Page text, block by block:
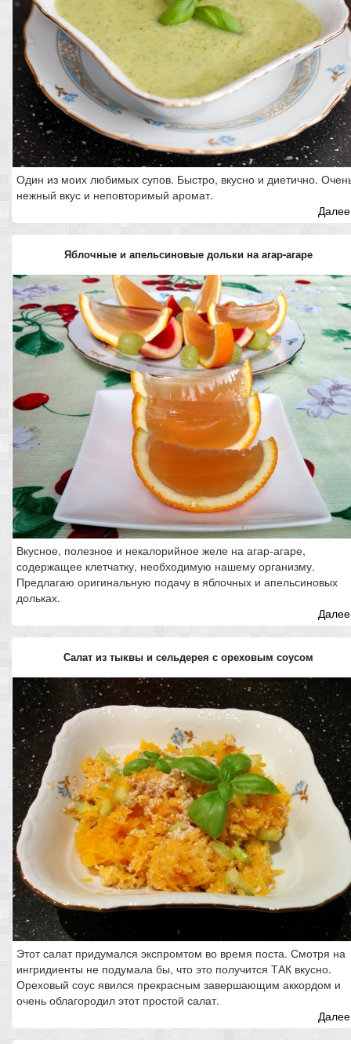
Один из моих любимых супов. Быстро, вкусно и диетично.
нежный вкус и неповторимый аромат.
Яблочные и апельсиновые дольки на агар-агаре
Вкусное, полезное и некалорийное желе на агар-агаре,
содержащее клетчатку, необходимую нашему организму.
Предлагаю оригинальную подачу в яблочных и апельсиновых
дольках.
Салат из тыквы и сельдерея с ореховым соусом
Этот салат придумался экспромтом во время поста. Смотря на
ингридиенты не подумала бы, что это получится ТАК вкусно.
Ореховый соус явился прекрасным завершающим аккордом и
очень облагородил этот простой салат.